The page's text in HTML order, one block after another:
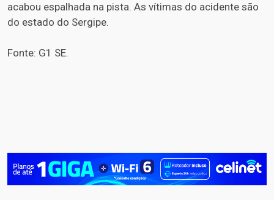
acabou espalhada na pista. As vítimas do acidente são
do estado do Sergipe.
Fonte: G1 SE.